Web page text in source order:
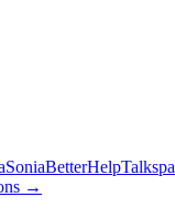
SoniaBetterHelp
→